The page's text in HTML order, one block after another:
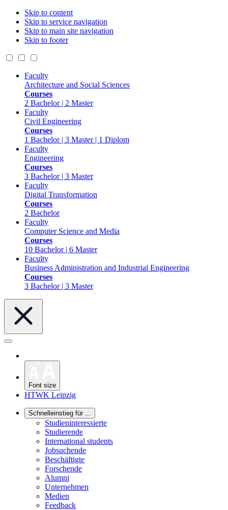
Skip to content
Skip to service navigation
Skip to main site navigation
Skip to footer
Faculty
Architecture and Social Sciences
Courses
2 Bachelor | 2 Master
Faculty
Civil Engineering
Courses
1 Bachelor | 3 Master | 1 Diplom
Faculty
Engineering
Courses
3 Bachelor | 3 Master
Faculty
Digital Transformation
Courses
2 Bachelor
Faculty
Computer Science and Media
Courses
10 Bachelor | 6 Master
Faculty
Business Administration and Industrial Engineering
Courses
3 Bachelor | 3 Master
Font size
HTWK Leipzig
Schnelleinstieg für ...
Studieninteressierte
Studierende
International students
Jobsuchende
Beschäftigte
Forschende
Alumni
Unternehmen
Medien
Feedback